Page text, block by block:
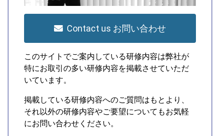
Contact us お問い合わせ
このサイトでご案内している研修内容は弊社が
特にお取引の多い研修内容を掲載させていただ
いています。
掲載している研修内容へのご質問はもとより、
それ以外の研修内容やご要望についてもお気軽
にお問い合わせください。